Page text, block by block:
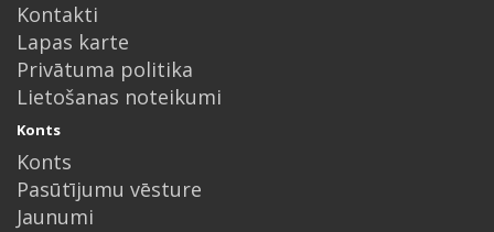
Kontakti
Lapas karte
Privātuma politika
Lietošanas noteikumi
Konts
Konts
Pasūtījumu vēsture
Jaunumi